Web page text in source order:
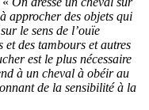
approcher des objets qui
le sens de l’ouïe
et des tambours et autres
est le plus nécessaire
à un cheval à obéir au
de la sensibilité à la